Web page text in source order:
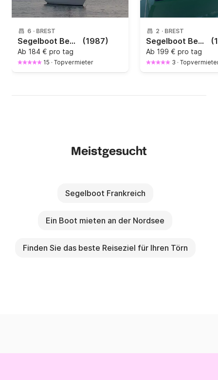
6 · BREST
Segelboot Beneteau First 305 9.35m (1987)
Ab 184 € pro tag
15 · Topvermieter
2 · BREST
Segelboot Beneteau First 265 8.05m
Ab 199 € pro tag
3 ·
Meistgesucht
Segelboot Frankreich
Ein Boot mieten an der Nordsee
Finden Sie das beste Reiseziel für Ihren Törn